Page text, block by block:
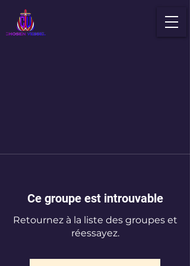
Ce groupe est introuvable
Retournez à la liste des groupes et
réessayez.